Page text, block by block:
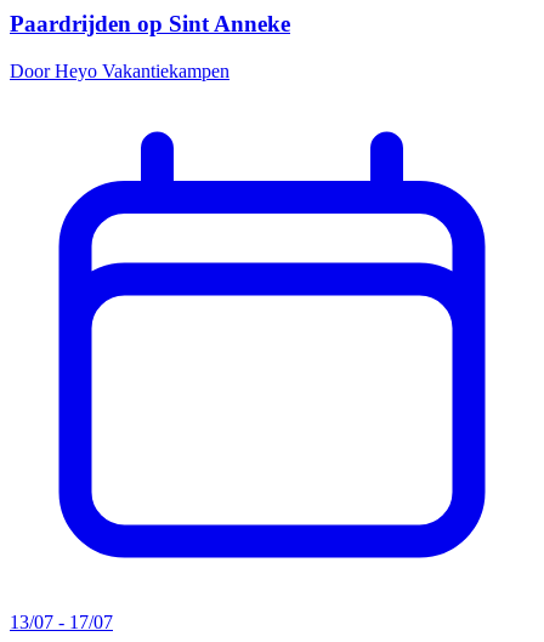
Paardrijden op Sint Anneke
Door Heyo Vakantiekampen
13/07 - 17/07